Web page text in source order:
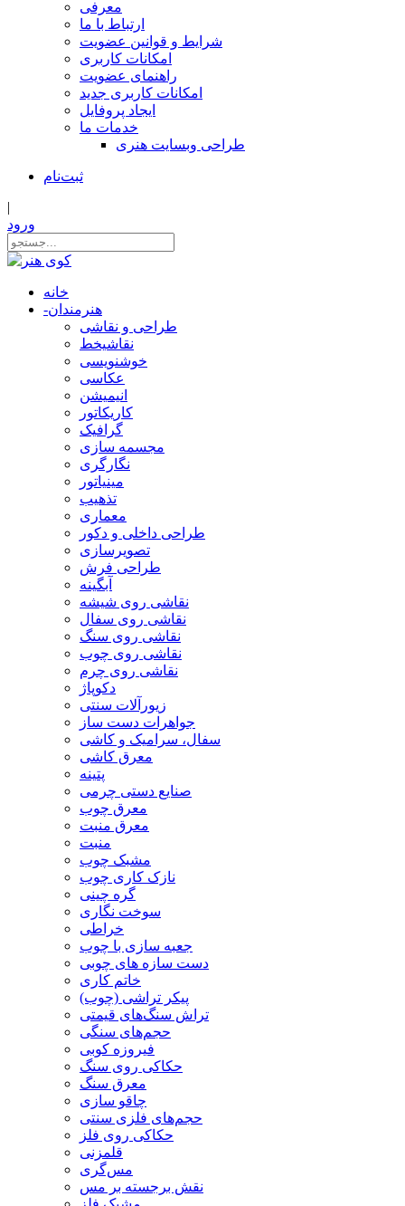
معرفی
ارتباط با ما
شرایط و قوانین عضویت
امکانات کاربری
راهنمای عضویت
امکانات کاربری جدید
ایجاد پروفایل
خدمات ما
طراحی وبسایت هنری
ثبت‌نام
|
ورود
خانه
-هنرمندان
طراحی و نقاشی
نقاشیخط
خوشنویسی
عکاسی
انیمیشن
کاریکاتور
گرافیک
مجسمه سازی
نگارگری
مینیاتور
تذهیب
معماری
طراحی داخلی و دکور
تصویرسازی
طراحی فرش
آبگینه
نقاشی روی شیشه
نقاشی روی سفال
نقاشی روی سنگ
نقاشی روی چوب
نقاشی روی چرم
دکوپاژ
زیورآلات سنتی
جواهرات دست ساز
سفال، سرامیک و کاشی
معرق کاشی
پتینه
صنایع دستی چرمی
معرق چوب
معرق منبت
منبت
مشبک چوب
نازک کاری چوب
گره چینی
سوخت نگاری
خراطی
جعبه سازی با چوب
دست سازه های چوبی
خاتم کاری
پیکر تراشی (چوب)
تراش سنگ‌های قیمتی
حجم‌های سنگی
فیروزه کوبی
حکاکی روی سنگ
معرق سنگ
چاقو سازی
حجم‌های فلزی سنتی
حکاکی روی فلز
قلمزنی
مس‌گری
نقش برجسته بر مس